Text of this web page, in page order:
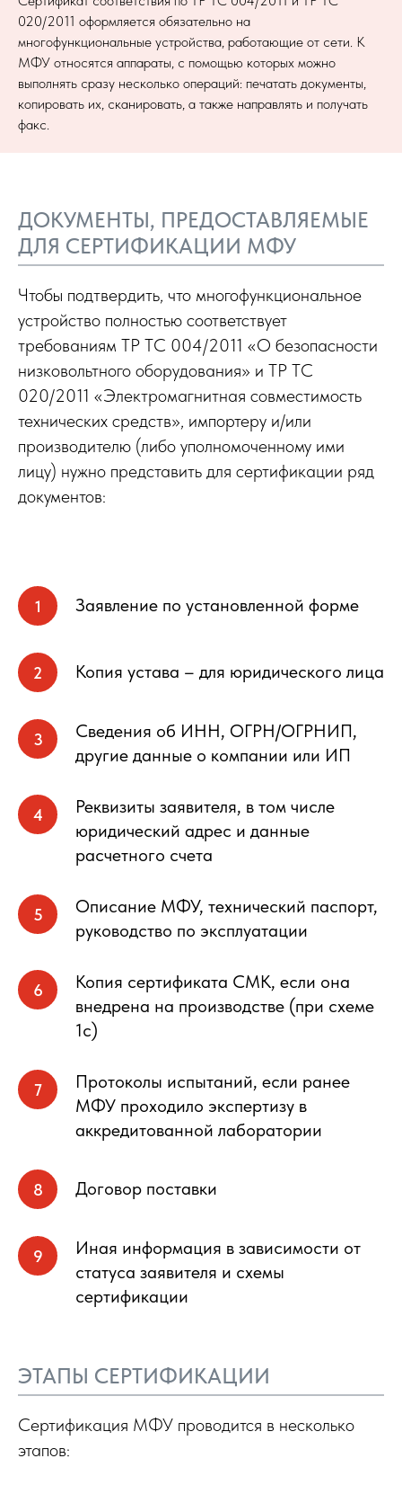
020/2011 оформляется обязательно на
многофункциональные устройства, работающие от сети. К
МФУ относятся аппараты, с помощью которых можно
выполнять сразу несколько операций: печатать документы,
копировать их, сканировать, а также направлять и получать
факс.
ДОКУМЕНТЫ, ПРЕДОСТАВЛЯЕМЫЕ
ДЛЯ СЕРТИФИКАЦИИ МФУ
Чтобы подтвердить, что многофункциональное
устройство полностью соответствует
требованиям ТР ТС 004/2011 «О безопасности
низковольтного оборудования» и ТР ТС
020/2011 «Электромагнитная совместимость
технических средств», импортеру и/или
производителю (либо уполномоченному ими
лицу) нужно представить для сертификации ряд
документов:
Заявление по установленной форме
Копия устава – для юридического лица
Сведения об ИНН, ОГРН/ОГРНИП,
другие данные о компании или ИП
Реквизиты заявителя, в том числе
юридический адрес и данные
расчетного счета
Описание МФУ, технический паспорт,
руководство по эксплуатации
Копия сертификата СМК, если она
внедрена на производстве (при схеме
1с)
Протоколы испытаний, если ранее
МФУ проходило экспертизу в
аккредитованной лаборатории
Договор поставки
Иная информация в зависимости от
статуса заявителя и схемы
сертификации
ЭТАПЫ СЕРТИФИКАЦИИ
Сертификация МФУ проводится в несколько
этапов: